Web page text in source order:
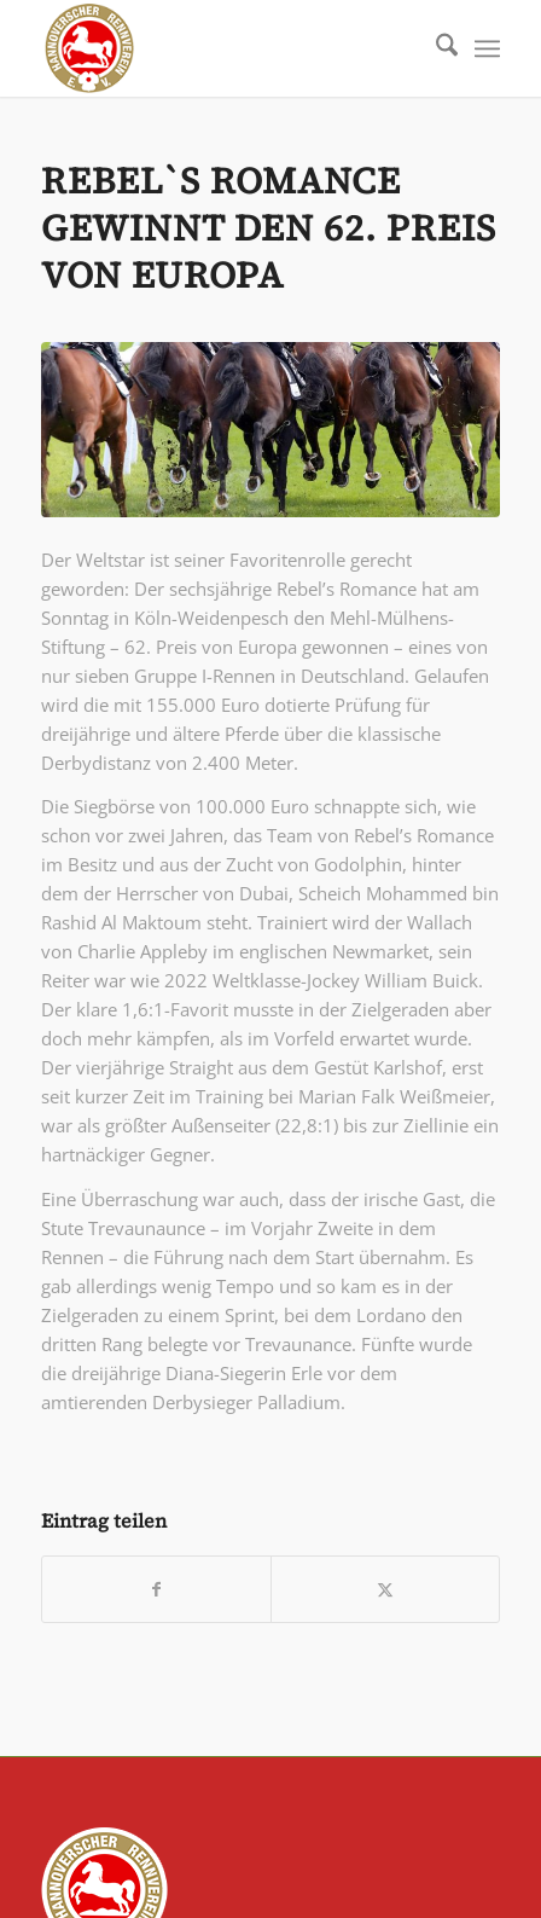
REBEL`S ROMANCE
GEWINNT DEN 62. PREIS
VON EUROPA
Der Weltstar ist seiner Favoritenrolle gerecht
geworden: Der sechsjährige Rebel’s Romance hat am
Sonntag in Köln-Weidenpesch den Mehl-Mülhens-
Stiftung – 62. Preis von Europa gewonnen – eines von
nur sieben Gruppe I-Rennen in Deutschland. Gelaufen
wird die mit 155.000 Euro dotierte Prüfung für
dreijährige und ältere Pferde über die klassische
Derbydistanz von 2.400 Meter.
Die Siegbörse von 100.000 Euro schnappte sich, wie
schon vor zwei Jahren, das Team von Rebel’s Romance
im Besitz und aus der Zucht von Godolphin, hinter
dem der Herrscher von Dubai, Scheich Mohammed bin
Rashid Al Maktoum steht. Trainiert wird der Wallach
von Charlie Appleby im englischen Newmarket, sein
Reiter war wie 2022 Weltklasse-Jockey William Buick.
Der klare 1,6:1-Favorit musste in der Zielgeraden aber
doch mehr kämpfen, als im Vorfeld erwartet wurde.
Der vierjährige Straight aus dem Gestüt Karlshof, erst
seit kurzer Zeit im Training bei Marian Falk Weißmeier,
war als größter Außenseiter (22,8:1) bis zur Ziellinie ein
hartnäckiger Gegner.
Eine Überraschung war auch, dass der irische Gast, die
Stute Trevaunaunce – im Vorjahr Zweite in dem
Rennen – die Führung nach dem Start übernahm. Es
gab allerdings wenig Tempo und so kam es in der
Zielgeraden zu einem Sprint, bei dem Lordano den
dritten Rang belegte vor Trevaunance. Fünfte wurde
die dreijährige Diana-Siegerin Erle vor dem
amtierenden Derbysieger Palladium.
Eintrag teilen